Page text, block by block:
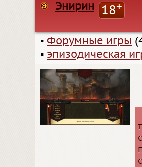
Энирин 18+
▪ Форумные игры
▪ эпизодическая